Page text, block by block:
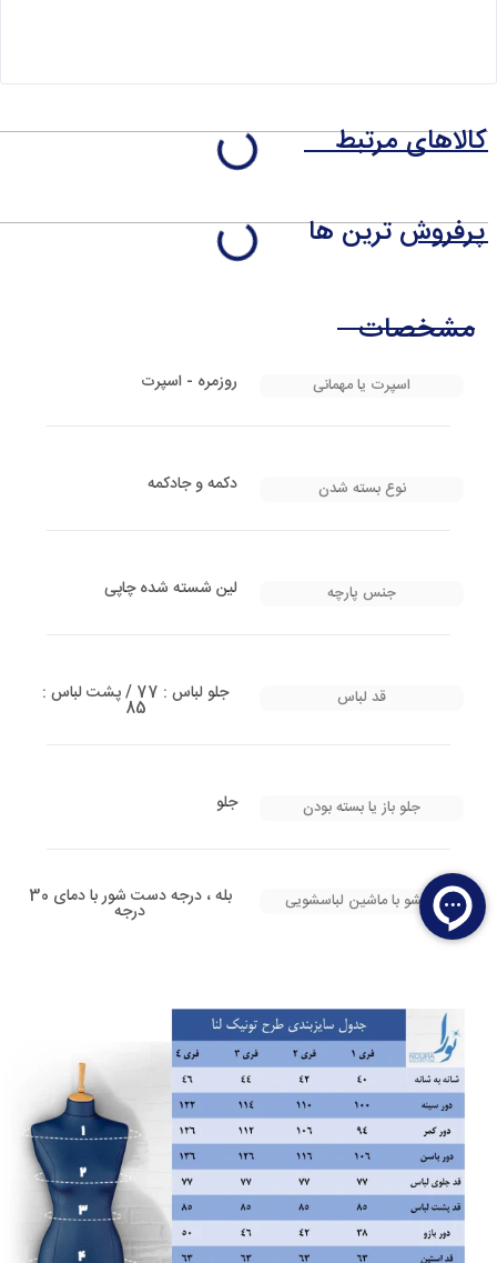
کالاهای مرتبط
پرفروش ترین ها
مشخصات
اسپرت یا مهمانی روزمره - اسپرت
نوع بسته شدن دکمه و جادکمه
جنس پارچه لین شسته شده چاپی
قد لباس جلو لباس : 77 / پشت لباس :
85
جلو باز یا بسته بودن جلو
شستشو با ماشین لباسشویی بله ، درجه دست شور با دمای 30
درجه